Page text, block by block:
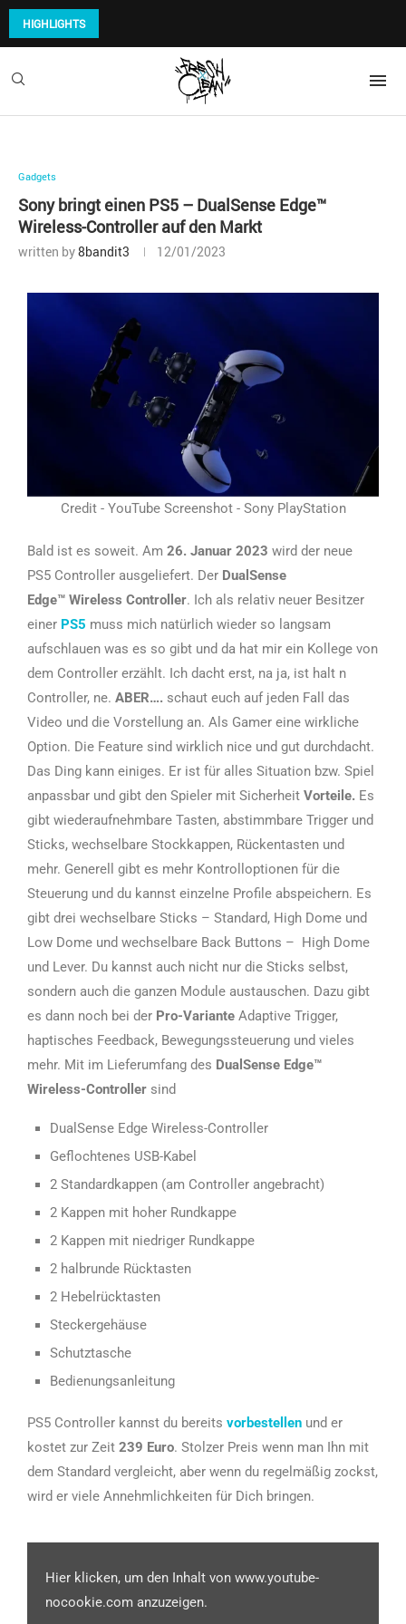
HIGHLIGHTS
Gadgets
Sony bringt einen PS5 – DualSense Edge™
Wireless-Controller auf den Markt
written by8bandit3 12/01/2023
Credit - YouTube Screenshot - Sony PlayStation
Bald ist es soweit. Am 26. Januar 2023 wird der neue
PS5 Controller ausgeliefert. Der DualSense
Edge™ Wireless Controller. Ich als relativ neuer Besitzer
einer PS5 muss mich natürlich wieder so langsam
aufschlauen was es so gibt und da hat mir ein Kollege von
dem Controller erzählt. Ich dacht erst, na ja, ist halt n
Controller, ne. ABER…. schaut euch auf jeden Fall das
Video und die Vorstellung an. Als Gamer eine wirkliche
Option. Die Feature sind wirklich nice und gut durchdacht.
Das Ding kann einiges. Er ist für alles Situation bzw. Spiel
anpassbar und gibt den Spieler mit Sicherheit Vorteile. Es
gibt wiederaufnehmbare Tasten, abstimmbare Trigger und
Sticks, wechselbare Stockkappen, Rückentasten und
mehr. Generell gibt es mehr Kontrolloptionen für die
Steuerung und du kannst einzelne Profile abspeichern. Es
gibt drei wechselbare Sticks – Standard, High Dome und
Low Dome und wechselbare Back Buttons – High Dome
und Lever. Du kannst auch nicht nur die Sticks selbst,
sondern auch die ganzen Module austauschen. Dazu gibt
es dann noch bei der Pro-Variante Adaptive Trigger,
haptisches Feedback, Bewegungssteuerung und vieles
mehr. Mit im Lieferumfang des DualSense Edge™
Wireless-Controller sind
DualSense Edge Wireless-Controller
Geflochtenes USB-Kabel
2 Standardkappen (am Controller angebracht)
2 Kappen mit hoher Rundkappe
2 Kappen mit niedriger Rundkappe
2 halbrunde Rücktasten
2 Hebelrücktasten
Steckergehäuse
Schutztasche
Bedienungsanleitung
PS5 Controller kannst du bereits vorbestellen und er
kostet zur Zeit 239 Euro. Stolzer Preis wenn man Ihn mit
dem Standard vergleicht, aber wenn du regelmäßig zockst,
wird er viele Annehmlichkeiten für Dich bringen.
Hier klicken, um den Inhalt von www.youtube-
nocookie.com anzuzeigen.